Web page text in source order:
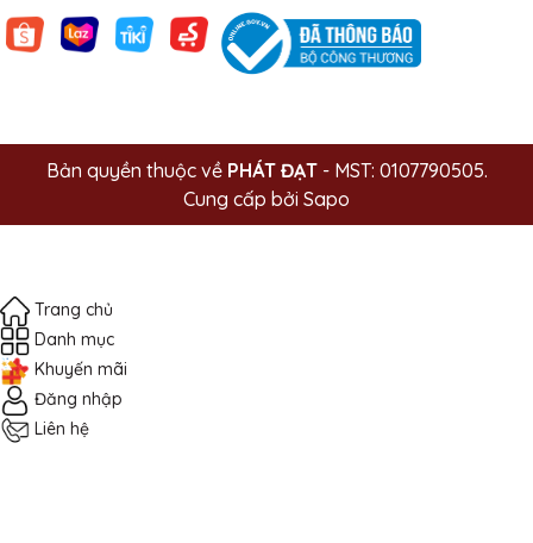
Bản quyền thuộc về PHÁT ĐẠT- MST: 0107790505.
Cung cấp bởi Sapo
Trang chủ
Danh mục
Khuyến mãi
Đăng nhập
Liên hệ